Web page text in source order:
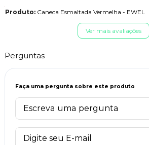
Produto:Caneca Esmaltada Vermelha - EWEL
Ver mais avaliações
Perguntas
Faça uma pergunta sobre este produto